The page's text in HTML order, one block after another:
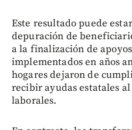
Este resultado puede
depuración de
a la finalización de
implementados en años
hogares dejaron de
recibir ayudas estatales
laborales.